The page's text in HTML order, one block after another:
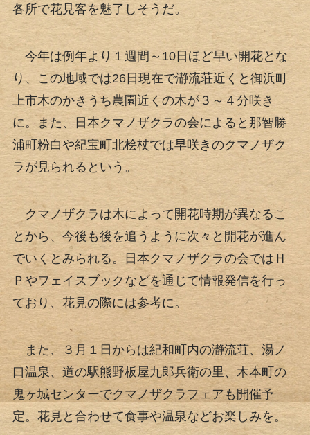
各所で花見客を魅了しそうだ。
今年は例年より１週間～10日ほど早い開花とな
り、この地域では26日現在で瀞流荘近くと御浜町
上市木のかきうち農園近くの木が３～４分咲き
に。また、日本クマノザクラの会によると那智勝
浦町粉白や紀宝町北桧杖では早咲きのクマノザク
ラが見られるという。
クマノザクラは木によって開花時期が異なるこ
とから、今後も後を追うように次々と開花が進ん
でいくとみられる。日本クマノザクラの会ではＨ
Ｐやフェイスブックなどを通じて情報発信を行っ
ており、花見の際には参考に。
また、３月１日からは紀和町内の瀞流荘、湯ノ
口温泉、道の駅熊野板屋九郎兵衛の里、木本町の
鬼ヶ城センターでクマノザクラフェアも開催予
定。花見と合わせて食事や温泉などお楽しみを。